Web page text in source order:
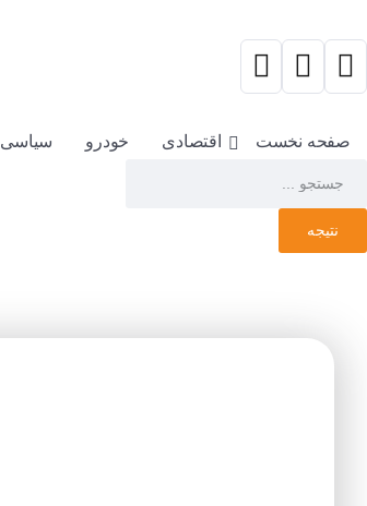
صفحه نخست اقتصادی خودرو سیاسی
نتیجه